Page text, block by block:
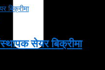
सेयर बिक्रीमा